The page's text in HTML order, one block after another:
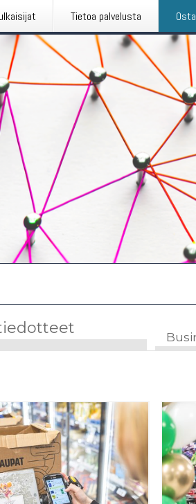
Tietoa palvelusta